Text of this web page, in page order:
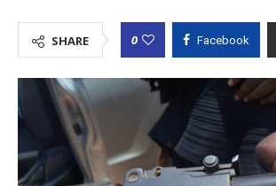
SHARE 0 Facebook